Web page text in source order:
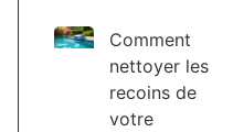
Comment
nettoyer les
recoins de
votre